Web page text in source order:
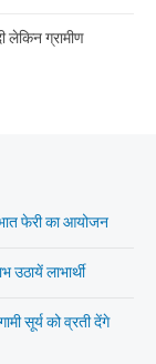
ग्रामीण
फेरी का आयोजन
उठायें लाभार्थी
सूर्य को व्रती देंगे